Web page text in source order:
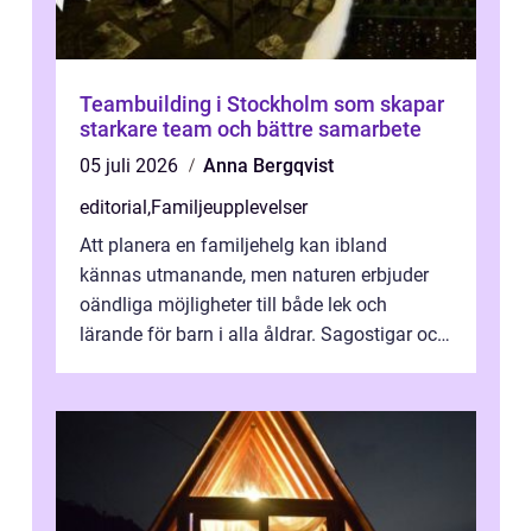
Teambuilding i Stockholm som skapar
starkare team och bättre samarbete
05 juli 2026
Anna Bergqvist
editorial,Familjeupplevelser
Att planera en familjehelg kan ibland
kännas utmanande, men naturen erbjuder
oändliga möjligheter till både lek och
lärande för barn i alla åldrar. Sagostigar och